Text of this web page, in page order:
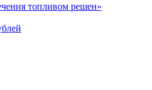
топливом решен»